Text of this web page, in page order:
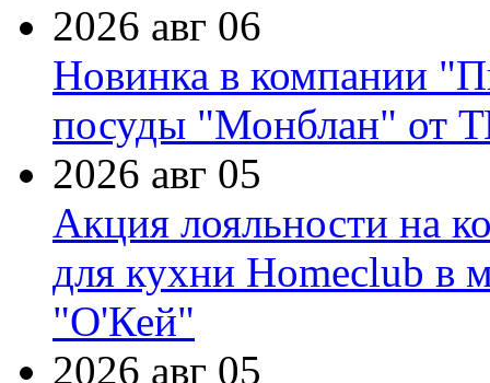
2026 авг 06
Новинка в компании
посуды "Монблан" от
2026 авг 05
Акция лояльности на
для кухни Homeclub в
"О'Кей"
2026 авг 05